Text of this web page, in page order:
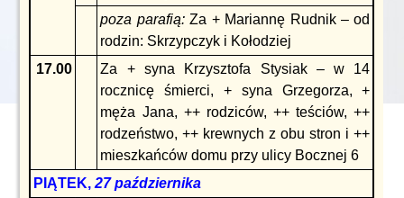
poza parafią:Za + Mariannę Rudnik – od
rodzin: Skrzypczyk i Kołodziej
17.00
Za + syna Krzysztofa Stysiak – w 14
rocznicę śmierci, + syna Grzegorza, +
męża Jana, ++ rodziców, ++ teściów, ++
rodzeństwo, ++ krewnych z obu stron i ++
mieszkańców domu przy ulicy Bocznej 6
PIĄTEK,27 października